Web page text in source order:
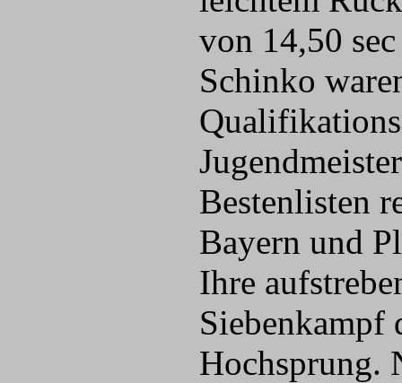
von 14,50
Schinko
Bestenlisten
Bayern und
Ihre
Siebenkampf
Hochsprung.